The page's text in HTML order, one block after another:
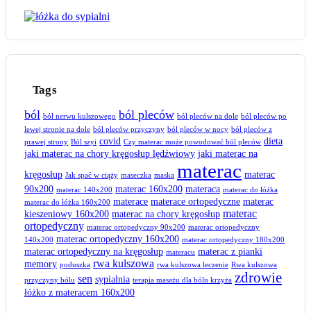
Tags
ból ból nerwu kulszowego ból pleców ból pleców na dole ból pleców po
lewej stronie na dole ból pleców przyczyny ból pleców w nocy ból pleców z
prawej strony Ból szyi covid Czy materac może powodować ból pleców dieta
jaki materac na chory kręgosłup lędźwiowy jaki materac na
kręgosłup Jak spać w ciąży maseczka maska materac materac
90x200 materac 140x200 materac 160x200 materaca materac do łóżka
materac do łóżka 160x200 materace materace ortopedyczne materac
kieszeniowy 160x200 materac na chory kręgosłup materac
ortopedyczny materac ortopedyczny 90x200 materac ortopedyczny
140x200 materac ortopedyczny 160x200 materac ortopedyczny 180x200
materac ortopedyczny na kręgosłup materacu materac z pianki
memory poduszka rwa kulszowa rwa kulszowa leczenie Rwa kulszowa
przyczyny bólu sen sypialnia terapia masażu dla bólu krzyża zdrowie
łóżko z materacem 160x200